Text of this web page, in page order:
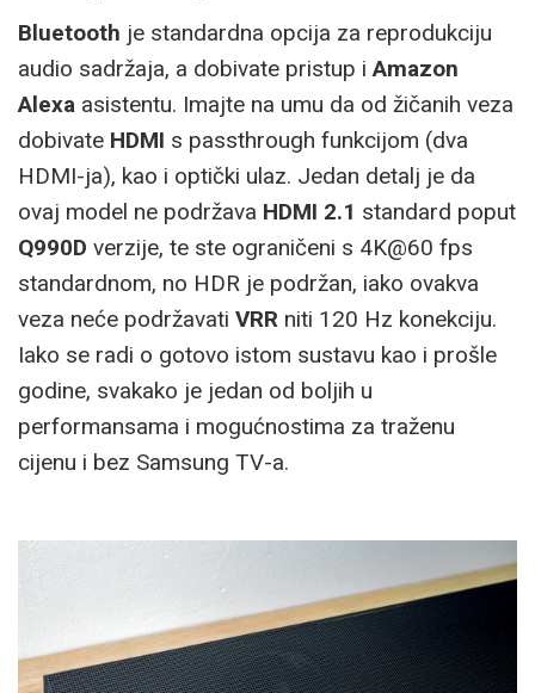
Bluetooth je standardna opcija za reprodukciju
audio sadržaja, a dobivate pristup iAmazon
Alexa asistentu. Imajte na umu da od žičanih veza
dobivate HDMI s passthrough funkcijom (dva
HDMI-ja), kao i optički ulaz. Jedan detalj je da
ovaj model ne podržava HDMI 2.1 standard poput
Q990D verzije, te ste ograničeni s 4K@60 fps
standardnom, no HDR je podržan, iako ovakva
veza neće podržavati VRR niti 120 Hz konekciju.
Iako se radi o gotovo istom sustavu kao i prošle
godine, svakako je jedan od boljih u
performansama i mogućnostima za traženu
cijenu i bez Samsung TV-a.